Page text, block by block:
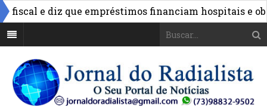
e diz que empréstimos financiam hospitais e obras